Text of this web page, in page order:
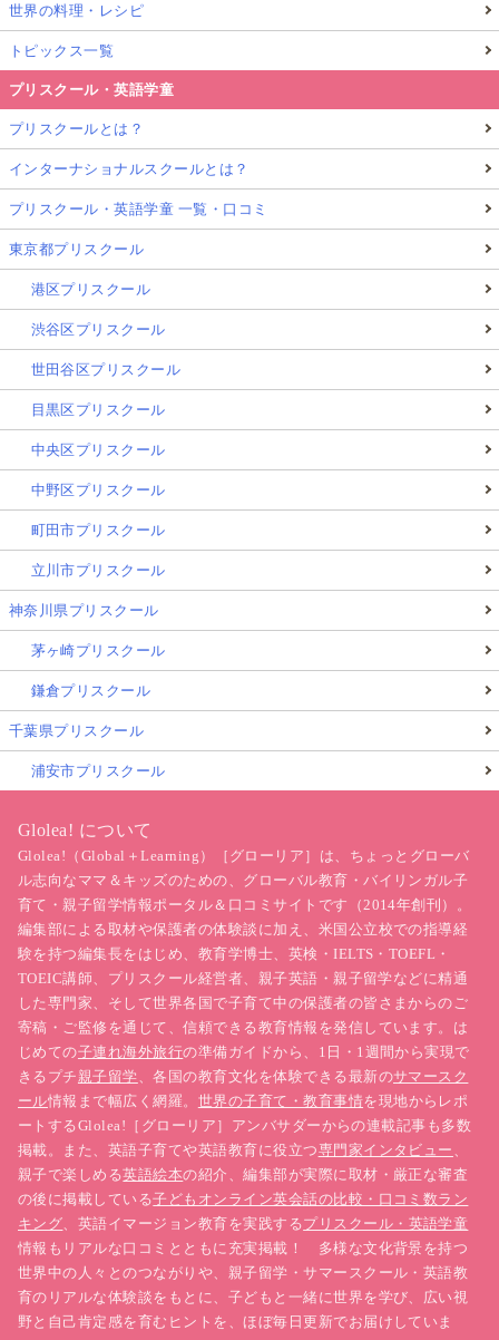
世界の料理・レシピ
トピックス一覧
プリスクール・英語学童
プリスクールとは？
インターナショナルスクールとは？
プリスクール・英語学童 一覧・口コミ
東京都プリスクール
港区プリスクール
渋谷区プリスクール
世田谷区プリスクール
目黒区プリスクール
中央区プリスクール
中野区プリスクール
町田市プリスクール
立川市プリスクール
神奈川県プリスクール
茅ヶ崎プリスクール
鎌倉プリスクール
千葉県プリスクール
浦安市プリスクール
Glolea! について
Glolea!（Global＋Learning）［グローリア］は、ちょっとグローバ
ル志向なママ＆キッズのための、グローバル教育・バイリンガル子
育て・親子留学情報ポータル＆口コミサイトです（2014年創刊）。
編集部による取材や保護者の体験談に加え、米国公立校での指導経
験を持つ編集長をはじめ、教育学博士、英検・IELTS・TOEFL・
TOEIC講師、プリスクール経営者、親子英語・親子留学などに精通
した専門家、そして世界各国で子育て中の保護者の皆さまからのご
寄稿・ご監修を通じて、信頼できる教育情報を発信しています。は
じめての子連れ海外旅行の準備ガイドから、1日・1週間から実現で
きるプチ 親子留学 、各国の教育文化を体験できる最新のサマースク
ール情報まで幅広く網羅。 世界の子育て・教育事情を現地からレポ
ートするGlolea!［グローリア］アンバサダーからの連載記事も多数
掲載。また、英語子育てや英語教育に役立つ専門家インタビュー
親子で楽しめる英語絵本の紹介、編集部が実際に取材・厳正な審査
の後に掲載している子どもオンライン英会話の比較・口コミ数ラン
キング 、英語イマージョン教育を実践するプリスクール・英語学童
情報もリアルな口コミとともに充実掲載！ 多様な文化背景を持つ
世界中の人々とのつながりや、親子留学・サマースクール・英語教
育のリアルな体験談をもとに、子どもと一緒に世界を学び、広い視
野と自己肯定感を育むヒントを、ほぼ毎日更新でお届けしていま